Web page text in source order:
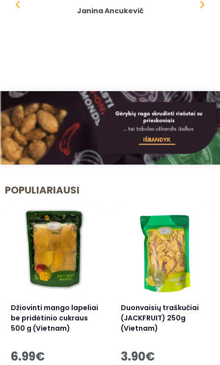
Janina Ancukevič
POPULIARIAUSI
Džiovinti mango lapeliai
be pridėtinio cukraus
500 g (Vietnam)
6.99€
Duonvaisių traškučiai
(JACKFRUIT) 250g
(Vietnam)
3.90€